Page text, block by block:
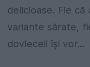
delicioase. Fie că
variante sărate,
dovleceii își vor...